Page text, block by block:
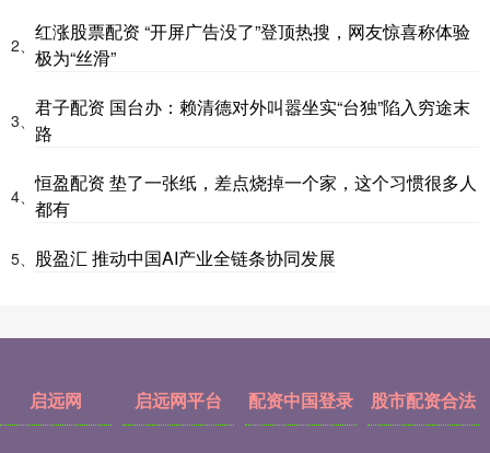
2、
红涨股票配资 “开屏广告没了”登顶热搜，网友惊喜称体验
极为“丝滑”
3、
君子配资 国台办：赖清德对外叫嚣坐实“台独”陷入穷途末
路
4、
恒盈配资 垫了一张纸，差点烧掉一个家，这个习惯很多人
都有
5、 股盈汇 推动中国AI产业全链条协同发展
启远网 启远网平台 配资中国登录 股市配资合法